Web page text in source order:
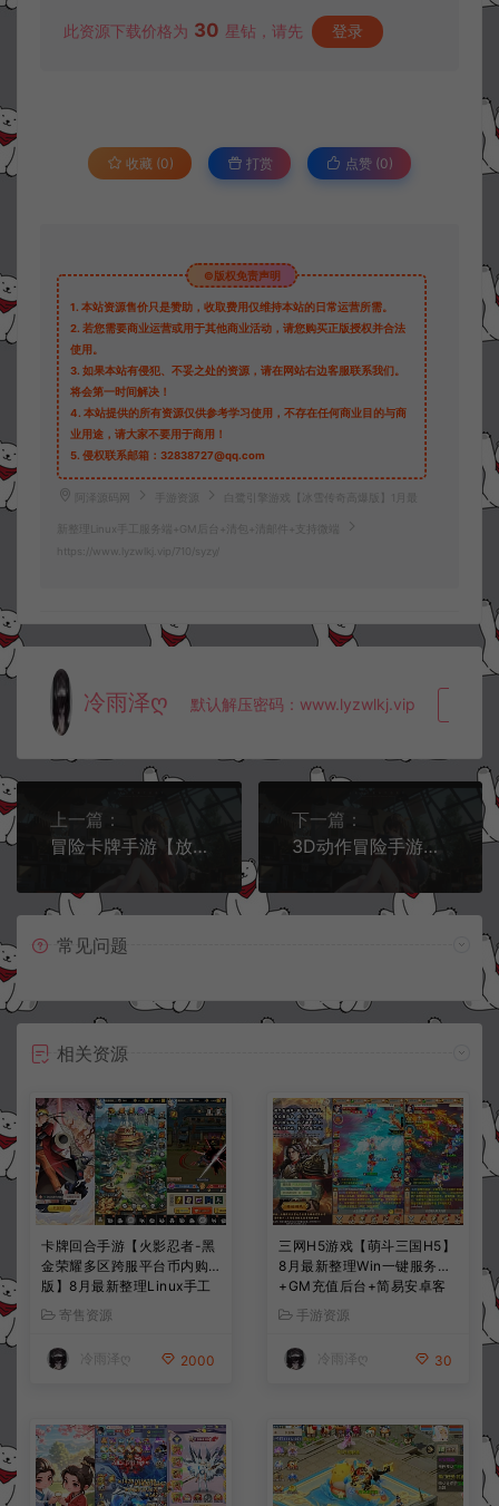
此资源下载价格为 30 星钻，请先 登录
收藏 (0) 打赏 点赞 (0)
©版权免责声明
1. 本站资源售价只是赞助，收取费用仅维持本站的日常运营所需。
2. 若您需要商业运营或用于其他商业活动，请您购买正版授权并合法
使用。
3. 如果本站有侵犯、不妥之处的资源，请在网站右边客服联系我们。
将会第一时间解决！
4. 本站提供的所有资源仅供参考学习使用，不存在任何商业目的与商
业用途，请大家不要用于商用！
5. 侵权联系邮箱：32838727@qq.com
阿泽源码网 手游资源 白鹭引擎游戏【冰雪传奇高爆版】1月最
新整理Linux手工服务端+GM后台+清包+清邮件+支持微端
https://www.lyzwlkj.vip/710/syzy/
冷雨泽ღ 默认解压密码：www.lyzwlkj.vip
上一篇：
冒险卡牌手游【放置火影】1月最新整理Linux手工服务端+CDK生成+GM授权后台+安卓
下一篇：
3D动作冒险手游【龙之谷之森林龙】1月最新整理Linux手工服务端+CDK生成+授权物品后台+安卓苹果双端
常见问题
相关资源
卡牌回合手游【火影忍者-黑
金荣耀多区跨服平台币内购
版】8月最新整理Linux手工
服务端+CDK授权后台+安卓
+详细搭建教程+视频教程
寄售资源
冷雨泽ღ 2000
三网H5游戏【萌斗三国H5】
8月最新整理Win一键服务端
+GM充值后台+简易安卓客
户端+详细搭建教程+视频教
程
手游资源
冷雨泽ღ 30